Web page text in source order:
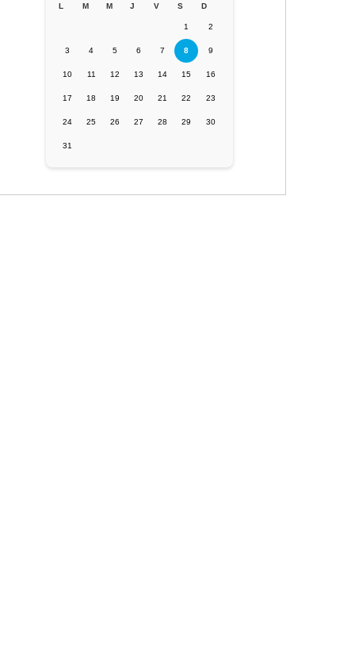
L M M J V S D
1 2
3 4 5 6 7 8 9
10 11 12 13 14 15 16
17 18 19 20 21 22 23
24 25 26 27 28 29 30
31